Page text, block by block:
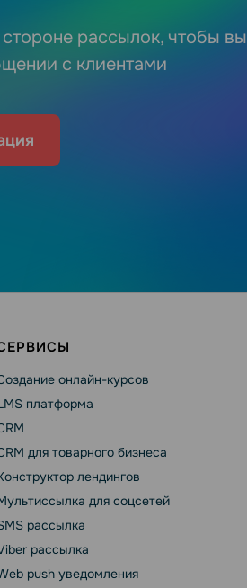
рассылок, чтобы вы
с клиентами
онлайн-курсов
платформа
для товарного бизнеса
лендингов
для соцсетей
рассылка
рассылка
push уведомления